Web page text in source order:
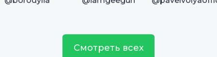
Смотреть всех